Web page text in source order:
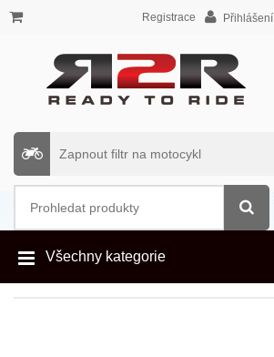
Přihlášení
Registrace
Zapnout filtr na motocykl
Všechny kategorie